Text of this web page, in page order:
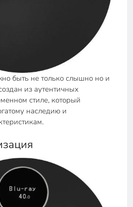
быть не только слышно но и
из аутентичных
стиле, который
наследию и